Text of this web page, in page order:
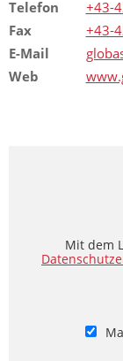
Telefon
+43-
Fax
+43-
E-Mail
Web
Mit dem